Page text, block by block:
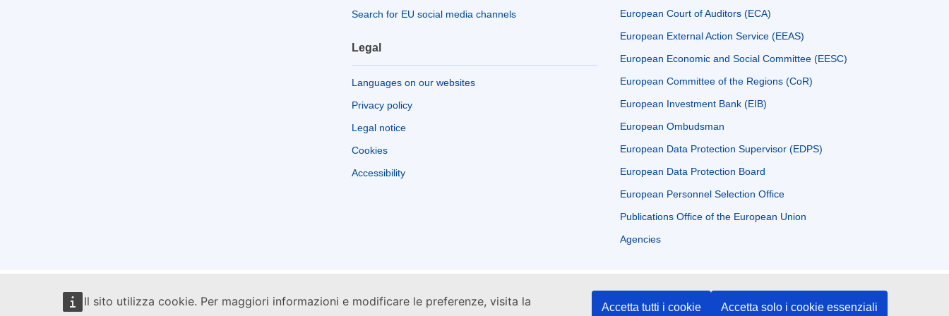
Il sito utilizza cookie. Per maggiori informazioni e modificare le preferenze, visita la
Accetta tutti i cookie Accetta solo i cookie essenziali
Search for EU social media channels
Legal
Languages on our websites
Privacy policy
Legal notice
Cookies
Accessibility
European Court of Auditors (ECA)
European External Action Service (EEAS)
European Economic and Social Committee (EESC)
European Committee of the Regions (CoR)
European Investment Bank (EIB)
European Ombudsman
European Data Protection Supervisor (EDPS)
European Data Protection Board
European Personnel Selection Office
Publications Office of the European Union
Agencies